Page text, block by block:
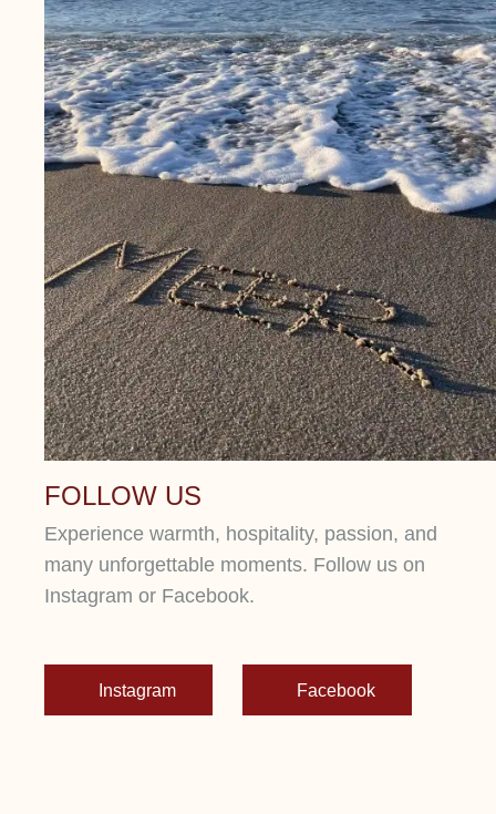
FOLLOW US
Experience warmth, hospitality, passion, and
many unforgettable moments. Follow us on
Instagram or Facebook.
Instagram Facebook